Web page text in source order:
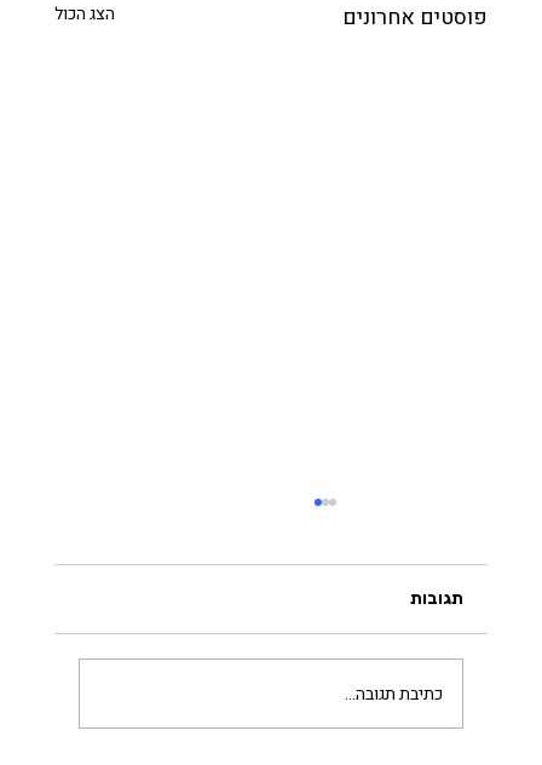
פוסטים אחרונים הצג הכול
תגובות
כתיבת תגובה...